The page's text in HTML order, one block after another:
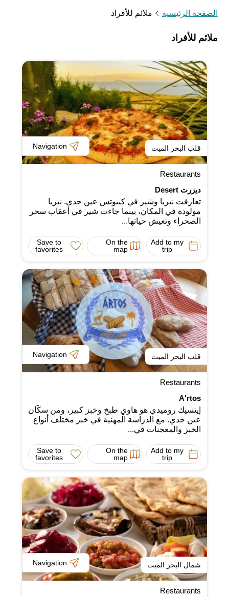
الصفحة الرئيسية ملائم للأفراد
ملائم للأفراد
قلب البحر الميت Navigation
Restaurants
ديزرت Desert
تعارفت نيريا وشير في كيبوتس عين جدي. نيريا
مولودة في المكان، بينما جاءت شير في أعقاب سحر
الصحراء وتعيش حياتها...
Add to my
trip
On the
map
Save to
favorites
قلب البحر الميت Navigation
Restaurants
A'rtos
إيتسيك روميدي هو هاوي طبخ وخبز كبير، ومن سكّان
عين جدي. مع الدراسة المهنية في خبز مختلف أنواع
الخبز والمعجنات في...
Add to my
trip
On the
map
Save to
favorites
شمال البحر الميت Navigation
Restaurants